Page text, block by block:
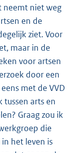
neemt niet weg
en de
ziet. Voor
maar in de
voor artsen
door een
met de VVD
tussen arts en
Graag zou ik
die
het leven is